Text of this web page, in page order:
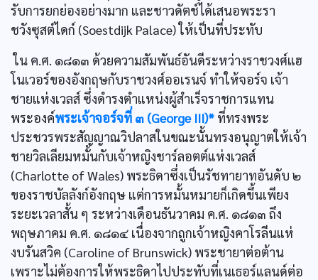
รับการยกย่องอย่างมาก และชาวดัตช์ได้เสนอพระรา
ชวังซุสต์ไดก์ (Soestdijk Palace) ให้เป็นที่ประทับ
ใน ค.ศ. ๑๘๑๓ ด้วยความสัมพันธ์อันดีระหว่างราชวงศ์แฮ
โนเวอร์ของอังกฤษกับราชวงศ์ออเรนจ์ ทำให้จอร์จ เจ้า
ชายแห่งเวลส์ ซึ่งดำรงตำแหน่งผู้สำเร็จราชการแทน
พระองค์พระเจ้าจอร์จที่ ๓ (George III)* ที่ทรงพระ
ประชวรพระสัญญาณวิปลาสในขณะนั้นทรงอนุญาตให้เจ้า
ชายวิลเลียมหมั้นกับเจ้าหญิงชาร์ลอตต์แห่งเวลส์
(Charlotte of Wales) พระธิดาซึ่งเป็นรัชทายาทอันดับ ๒
ของราชบัลลังก์อังกฤษ แต่การหมั้นหมายก็เกิดขึ้นเพียง
ระยะเวลาสั้น ๆ ระหว่างเดือนธันวาคม ค.ศ. ๑๘๑๓ ถึง
พฤษภาคม ค.ศ. ๑๘๑๔ เนื่องจากถูกเจ้าหญิงคาโรลีนแห่
งบรันสวิค (Caroline of Brunswick) พระชายาต่อต้าน
เพราะไม่ต้องการให้พระธิดาไปประทับที่เนเธอร์แลนด์ต่อ